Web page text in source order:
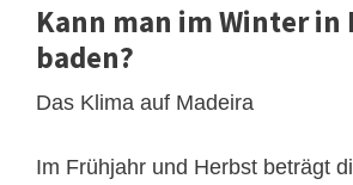
Kann man im Winter in
baden?
Das Klima auf Madeira
Im Frühjahr und Herbst beträgt